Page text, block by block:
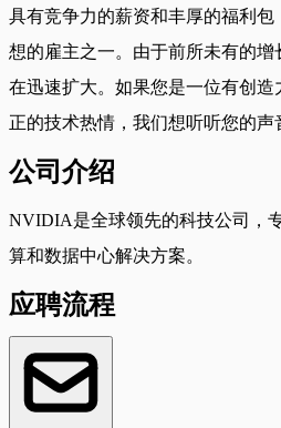
具有竞争力的薪资和丰厚的福利
想的雇主之一。由于前所未有的
在迅速扩大。如果您是一位有创
正的技术热情，我们想听听您的声
公司介绍
NVIDIA是全球领先的科技公司，
算和数据中心解决方案。
应聘流程